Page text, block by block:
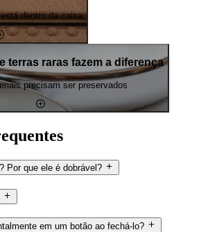
dentro da caixa
terras raras fazem a diferença
precisam ser preservados
Por que ele é dobrável?
em um botão ao fechá-lo?